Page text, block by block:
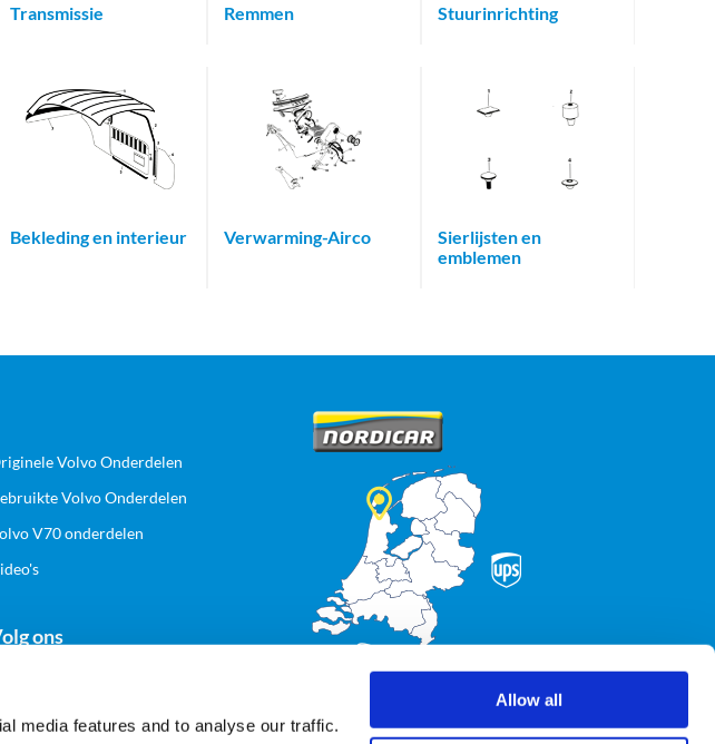
media features and to analyse our traffic.
Allow all
Transmissie Remmen Stuurinrichting
Bekleding en interieur Verwarming-Airco
Sierlijsten en
emblemen
Volvo Onderdelen
Volvo Onderdelen
V70 onderdelen
ons